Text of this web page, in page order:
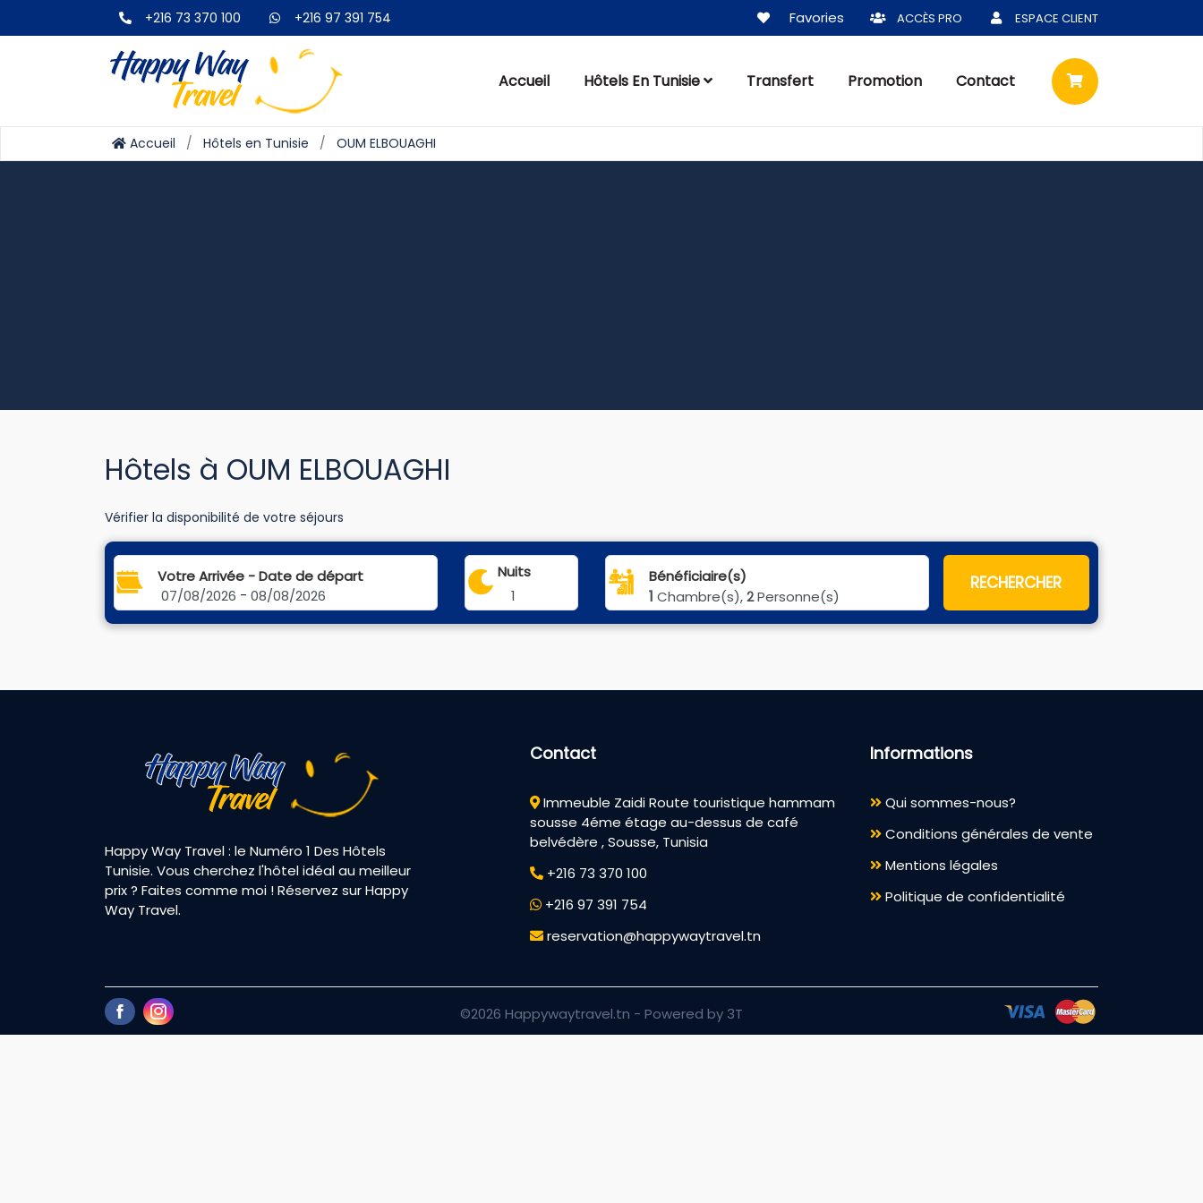
+216 73 370 100 +216 97 391 754 Favories ACCÈS PRO ESPACE CLIENT
Accueil Hôtels En Tunisie Transfert Promotion Contact
Accueil Hôtels en Tunisie OUM ELBOUAGHI
Hôtels à OUM ELBOUAGHI
Vérifier la disponibilité de votre séjours
Votre Arrivée - Date de départ
07/08/2026 - 08/08/2026
Nuits
1
Bénéficiaire(s)
1 Chambre(s),2Personne(s)
RECHERCHER
Happy Way Travel : le Numéro 1 Des Hôtels
Tunisie. Vous cherchez l'hôtel idéal au meilleur
prix ? Faites comme moi ! Réservez sur Happy
Way Travel.
Contact
Immeuble Zaidi Route touristique hammam
sousse 4éme étage au-dessus de café
belvédère , Sousse, Tunisia
+216 73 370 100
+216 97 391 754
reservation@happywaytravel.tn
Informations
Qui sommes-nous?
Conditions générales de vente
Mentions légales
Politique de confidentialité
©2026 Happywaytravel.tn - Powered by 3T